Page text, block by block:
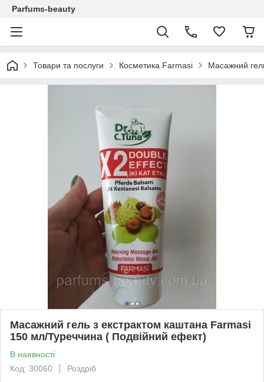
Parfums-beauty
Товари та послуги Косметика Farmasi Масажний
Масажний гель з екстрактом каштана Farmasi
150 мл/Туреччина ( Подвійний ефект)
В наявності
Код: 30060
Роздріб